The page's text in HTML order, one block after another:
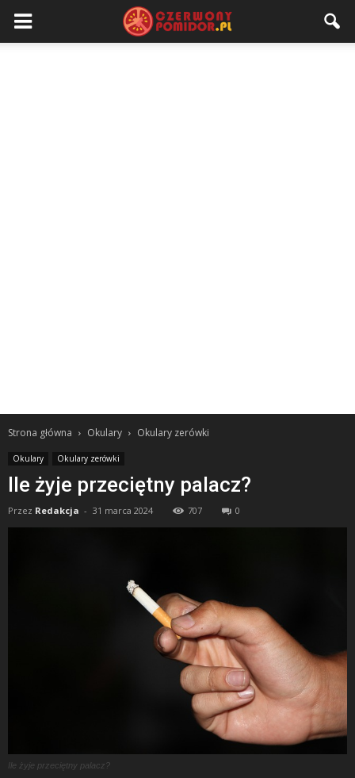
Strona główna Okulary Okulary zerówki
Okulary Okulary zerówki
Ile żyje przeciętny palacz?
Przez Redakcja - 31 marca 2024 707 0
Ile żyje przeciętny palacz?